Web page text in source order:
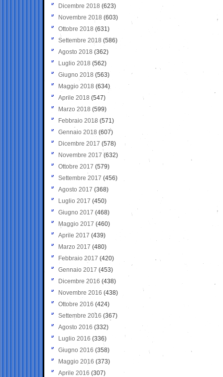
Dicembre 2018 (623)
Novembre 2018 (603)
Ottobre 2018 (631)
Settembre 2018 (586)
Agosto 2018 (362)
Luglio 2018 (562)
Giugno 2018 (563)
Maggio 2018 (634)
Aprile 2018 (547)
Marzo 2018 (599)
Febbraio 2018 (571)
Gennaio 2018 (607)
Dicembre 2017 (578)
Novembre 2017 (632)
Ottobre 2017 (579)
Settembre 2017 (456)
Agosto 2017 (368)
Luglio 2017 (450)
Giugno 2017 (468)
Maggio 2017 (460)
Aprile 2017 (439)
Marzo 2017 (480)
Febbraio 2017 (420)
Gennaio 2017 (453)
Dicembre 2016 (438)
Novembre 2016 (438)
Ottobre 2016 (424)
Settembre 2016 (367)
Agosto 2016 (332)
Luglio 2016 (336)
Giugno 2016 (358)
Maggio 2016 (373)
Aprile 2016 (307)